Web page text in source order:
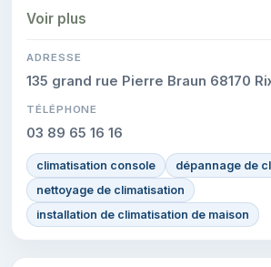
faire de l'entreprise.
Voir plus
ADRESSE
135 grand rue Pierre Braun 68170
TÉLÉPHONE
03 89 65 16 16
climatisation console
dépannage de
nettoyage de climatisation
installation de climatisation de maison